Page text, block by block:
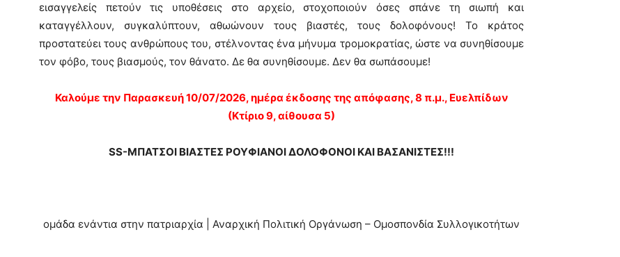
εισαγγελείς πετούν τις υποθέσεις στο αρχείο, στοχοποιούν όσες σπάνε τη σιωπή και
καταγγέλλουν, συγκαλύπτουν, αθωώνουν τους βιαστές, τους δολοφόνους! Το κράτος
προστατεύει τους ανθρώπους του, στέλνοντας ένα μήνυμα τρομοκρατίας, ώστε να συνηθίσουμε
τον φόβο, τους βιασμούς, τον θάνατο. Δε θα συνηθίσουμε. Δεν θα σωπάσουμε!
Καλούμε την Παρασκευή 10/07/2026, ημέρα έκδοσης της απόφασης, 8 π.μ., Ευελπίδων
(Κτίριο 9, αίθουσα 5)
SS-ΜΠΑΤΣΟΙ ΒΙΑΣΤΕΣ ΡΟΥΦΙΑΝΟΙ ΔΟΛΟΦΟΝΟΙ ΚΑΙ ΒΑΣΑΝΙΣΤΕΣ!!!
ομάδα ενάντια στην πατριαρχία | Αναρχική Πολιτική Οργάνωση – Ομοσπονδία Συλλογικοτήτων